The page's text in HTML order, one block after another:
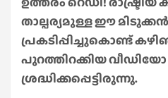
താല്പര്യമുള്ള ഈ
പ്രകടിപ്പിച്ചുകൊണ്ട്
പുറത്തിറക്കിയ
ശ്രദ്ധിക്കപ്പെട്ടിരുന്നു.